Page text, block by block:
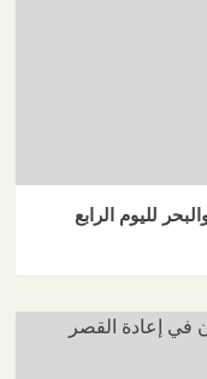
لليوم الرابع